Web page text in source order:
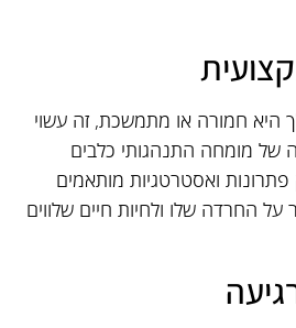
חמורה או מתמשכת, זה עשוי
של מומחה התנהגותי כלבים
ואסטרטגיות מותאמים
החרדה שלו ולחיות חיים שלווים